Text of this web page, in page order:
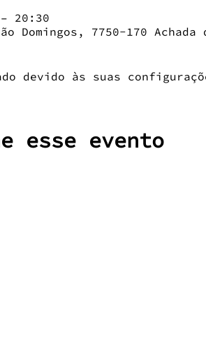
20:30
Domingos, 7750-170 Achada
devido às suas
esse evento